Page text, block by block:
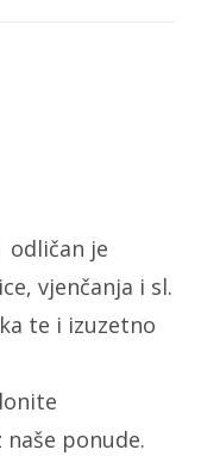
odličan je
vjenčanja i sl.
te i izuzetno
ponude.